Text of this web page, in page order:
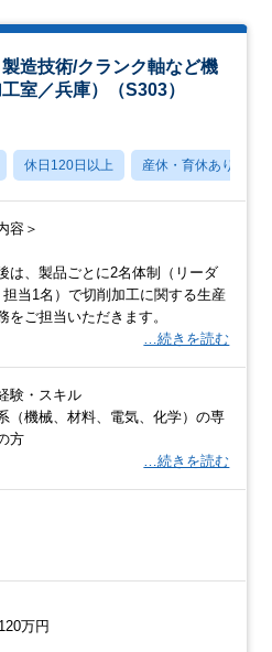
造技術/クランク軸など機
室／兵庫）（S303）
休日120日以上 産休・育休あり
容＞
は、製品ごとに2名体制（リーダ
担当1名）で切削加工に関する生産
をご担当いただきます。
…続きを読む
験・スキル
（機械、材料、電気、化学）の専
方
…続きを読む
万円